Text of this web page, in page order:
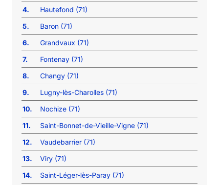
4.
Hautefond (71)
5.
Baron (71)
6.
Grandvaux (71)
7.
Fontenay (71)
8.
Changy (71)
9.
Lugny-lès-Charolles (71)
10.
Nochize (71)
11.
Saint-Bonnet-de-Vieille-Vigne (71)
12.
Vaudebarrier (71)
13.
Viry (71)
14.
Saint-Léger-lès-Paray (71)